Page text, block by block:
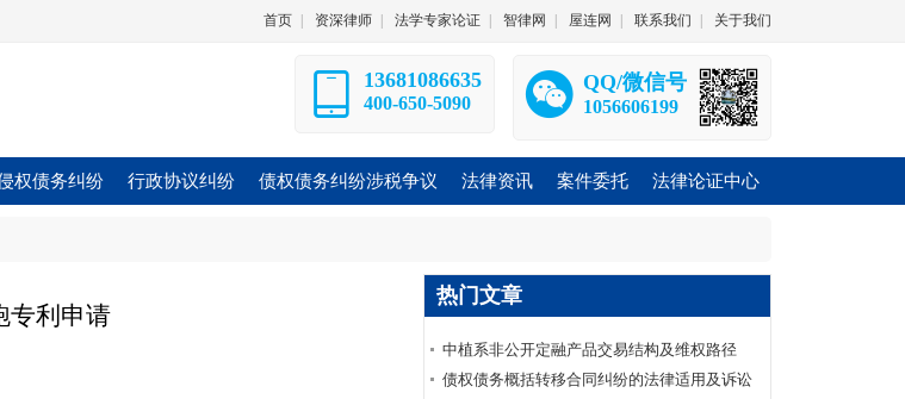
首页 资深律师 法学专家论证 智律网 屋连网 联系我们 关于我们
13681086635
400-650-5090
QQ/微信号
1056606199
权债务纠纷 行政协议纠纷 债权债务纠纷涉税争议 法律资讯 案件委托 法律论证中心
专利申请
热门文章
中植系非公开定融产品交易结构及维权路径
债权债务概括转移合同纠纷的法律适用及诉讼